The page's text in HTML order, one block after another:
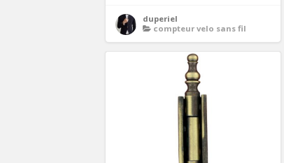
duperiel
compteur velo sans fil